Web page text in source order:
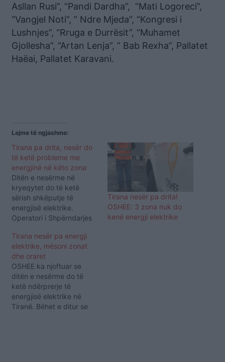
Asllan Rusi”, “Pandi Dardha”, “Mati Logoreci”,
“Vangjel Noti”, ” Ndre Mjeda”, “Kongresi i
Lushnjes”, “Rruga e Durrësit”, “Muhamet
Gjollesha”, “Artan Lenja”, ” Bab Rexha”, Pallatet
Haëai, Pallatet Karavani.
Lajme të ngjashme:
Tirana pa drita, nesër do
të ketë probleme me
energjinë në këto zona
Ditën e nesërme në
kryeqytet do të ketë
sërish shkëputje të
energjisë elektrike.
Operatori i Shpërndarjes
njoftuar se mungesa do të
jetë për disa orë për
shkak të punimeve. Zonat
që nuk do të ketë drita
pjesërisht në rrugën
“Pandi Dardha”, në rrugën
“Tahir Sinani dhe…
Tirana nesër pa drita!
OSHEE: 3 zona nuk do
kenë energji elektrike
Tirana nesër pa energji
elektrike, mësoni zonat
dhe oraret
OSHEE ka njoftuar se
ditën e nesërme do të
ketë ndërprerje të
energjisë elektrike në
Tiranë. Bëhet e ditur se